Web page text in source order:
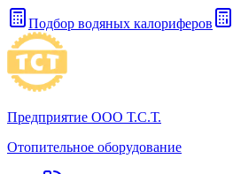
Подбор водяных калориферов
Предприятие ООО Т.С.Т.
Отопительное оборудование